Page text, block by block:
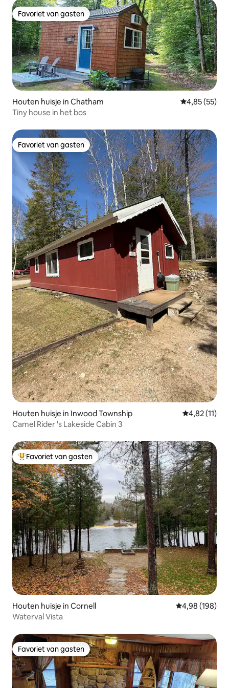
Favoriet van gasten
Favoriet van gasten
Houten huisje in Chatham Gemiddelde
4,85 (55)
Tiny house in het bos
Favoriet van gasten
Favoriet van gasten
Houten huisje in Inwood Township Gemiddelde
4,82 (11)
Camel Rider 's Lakeside Cabin 3
Topfavoriet van gasten
Favoriet van gasten
Houten huisje in Cornell Gemiddelde
4,98 (198)
Waterval Vista
Favoriet van gasten
Favoriet van gasten